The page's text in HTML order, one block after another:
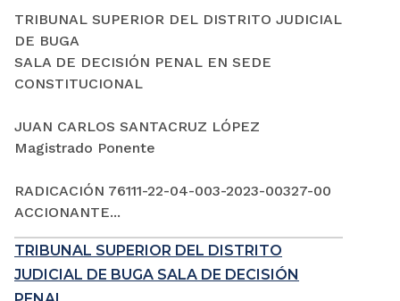
TRIBUNAL SUPERIOR DEL DISTRITO JUDICIAL
DE BUGA
SALA DE DECISIÓN PENAL EN SEDE
CONSTITUCIONAL
JUAN CARLOS SANTACRUZ LÓPEZ
Magistrado Ponente
RADICACIÓN 76111-22-04-003-2023-00327-00
ACCIONANTE...
TRIBUNAL SUPERIOR DEL DISTRITO
JUDICIAL DE BUGA SALA DE DECISIÓN